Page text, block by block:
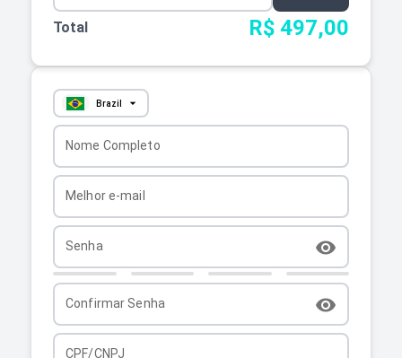
Brazil arrow_drop_down
Nome Completo
Melhor e-mail
Senha visibility
Confirmar Senha visibility
CPF/CNPJ
Total R$ 497,00